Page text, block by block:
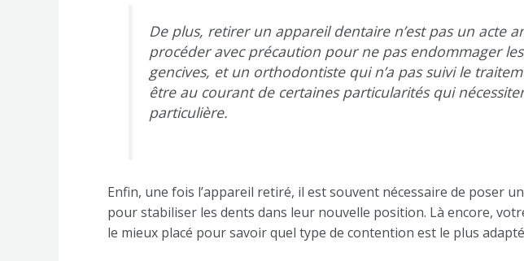
De plus, retirer un appareil dentaire n’est pas un acte
procéder avec précaution pour ne pas endommager
gencives, et un orthodontiste qui n’a pas suivi le
être au courant de certaines particularités qui
particulière.
Enfin, une fois l’appareil retiré, il est souvent nécessaire de poser
pour stabiliser les dents dans leur nouvelle position. Là encore,
le mieux placé pour savoir quel type de contention est le plus